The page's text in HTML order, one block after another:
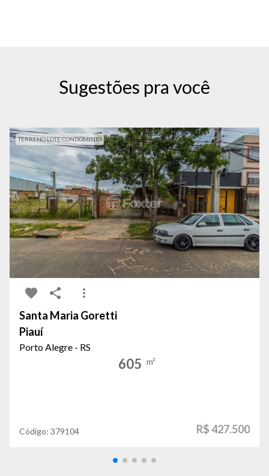
Sugestões pra você
TERRENO LOTE CONDOMINIO
Santa Maria Goretti
Piauí
Porto Alegre - RS
605 m²
Código: 379104 R$ 427.500